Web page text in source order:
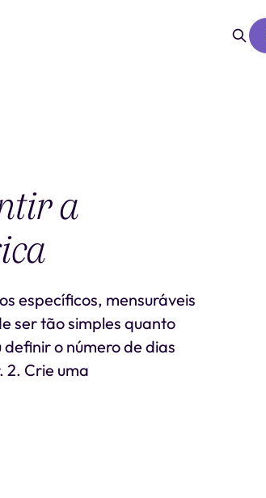
a
específicos, mensuráveis
ser tão simples quanto
o número de dias
2. Crie uma